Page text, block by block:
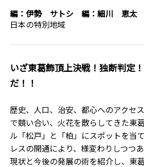
編： 伊勢 サトシ 編： 細川 恵太
日本の特別地域
いざ東葛飾頂上決戦！独断判定
だ！！
歴史、人口、治安、都心へのアクセ
で競い合い、火花を散らしてきた東
ル「松戸」と「柏」にスポットを当
レスの開通により、様変わりしつつ
現状と今後の発展の術を紹介し、東